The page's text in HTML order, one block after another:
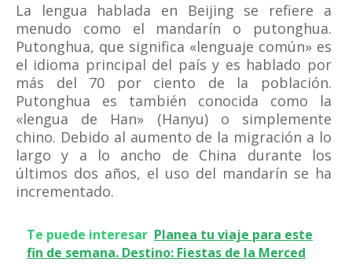
La lengua hablada en Beijing se refiere a
menudo como el mandarín o putonghua.
Putonghua, que significa «lenguaje común» es
el idioma principal del país y es hablado por
más del 70 por ciento de la población.
Putonghua es también conocida como la
«lengua de Han» (Hanyu) o simplemente
chino. Debido al aumento de la migración a lo
largo y a lo ancho de China durante los
últimos dos años, el uso del mandarín se ha
incrementado.
Te puede interesar Planea tu viaje para este
fin de semana. Destino: Fiestas de la Merced